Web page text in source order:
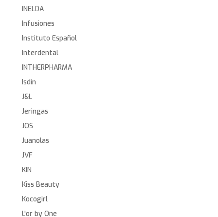
INELDA
Infusiones
Instituto Español
Interdental
INTHERPHARMA
Isdin
J&L
Jeringas
JOS
Juanolas
JVF
KIN
Kiss Beauty
Kocogirl
L'or by One